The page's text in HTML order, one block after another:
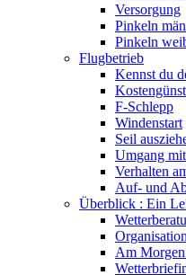
Versorgung
Pinkeln
Pinkeln
Flugbetrieb
Kennst du
F-Schlepp
Windenstart
Seil
Umgang
Verhalten
Auf- und
Überblick : Ein
Am